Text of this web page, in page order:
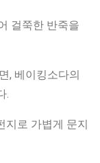
걸쭉한 반죽을
, 베이킹소다의
.
지로 가볍게 문지